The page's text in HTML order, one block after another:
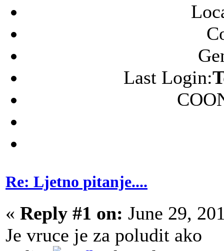
Last Login:
Re: Ljetno pitanje....
« Reply #1 on: June 29,
Je vruce je za poludit ako